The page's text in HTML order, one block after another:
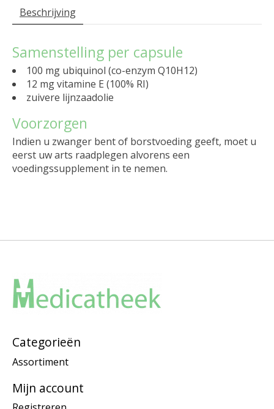
Beschrijving
Samenstelling per capsule
100 mg ubiquinol (co-enzym Q10H12)
12 mg vitamine E (100% RI)
zuivere lijnzaadolie
Voorzorgen
Indien u zwanger bent of borstvoeding geeft, moet u
eerst uw arts raadplegen alvorens een
voedingssupplement in te nemen.
Categorieën
Assortiment
Mijn account